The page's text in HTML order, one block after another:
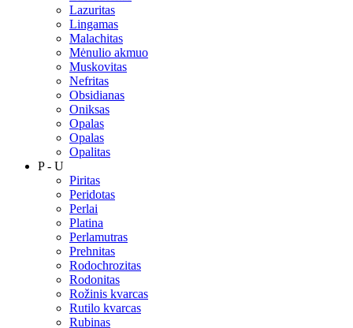
Lazuritas
Lingamas
Malachitas
Mėnulio akmuo
Muskovitas
Nefritas
Obsidianas
Oniksas
Opalas
Opalas
Opalitas
P - U
Piritas
Peridotas
Perlai
Platina
Perlamutras
Prehnitas
Rodochrozitas
Rodonitas
Rožinis kvarcas
Rutilo kvarcas
Rubinas